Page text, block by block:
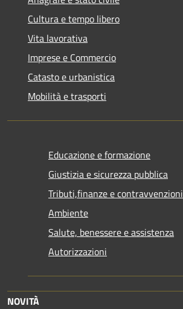
Cultura e tempo libero
Vita lavorativa
Imprese e Commercio
Catasto e urbanistica
Mobilità e trasporti
Educazione e formazione
Giustizia e sicurezza pubblica
Tributi,finanze e contravvenzioni
Ambiente
Salute, benessere e assistenza
Autorizzazioni
NOVITÀ